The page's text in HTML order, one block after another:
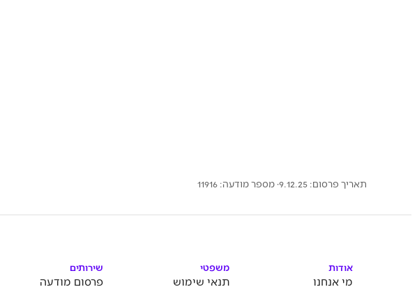
תאריך פרסום: 9.12.25 · מספר מודעה: 11916
אודות
מי אנחנו
משפטי
תנאי שימוש
שירותים
פרסום מודעה